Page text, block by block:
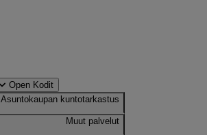
Open Kodit
Asuntokaupan kuntotarkastus
Muut palvelut